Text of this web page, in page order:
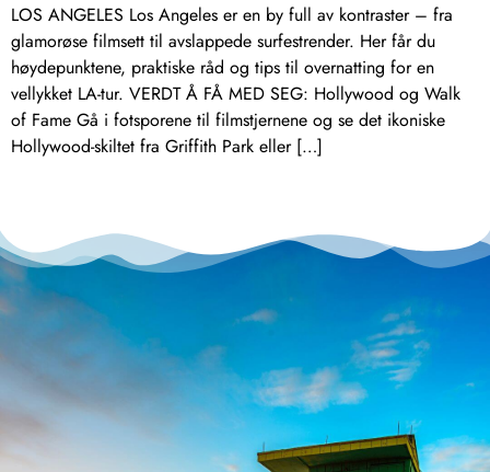
LOS ANGELES Los Angeles er en by full av kontraster – fra
glamorøse filmsett til avslappede surfestrender. Her får du
høydepunktene, praktiske råd og tips til overnatting for en
vellykket LA-tur. VERDT Å FÅ MED SEG: Hollywood og Walk
of Fame Gå i fotsporene til filmstjernene og se det ikoniske
Hollywood-skiltet fra Griffith Park eller […]